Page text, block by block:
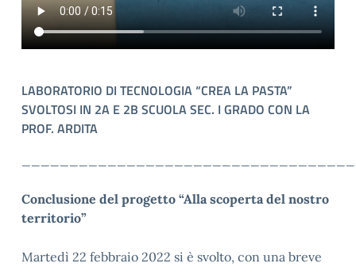
LABORATORIO DI TECNOLOGIA “CREA LA PASTA”
SVOLTOSI IN 2A E 2B SCUOLA SEC. I GRADO CON LA
PROF. ARDITA
Conclusione del progetto “Alla scoperta del nostro
territorio”
Martedì 22 febbraio 2022 si è svolto, con una breve